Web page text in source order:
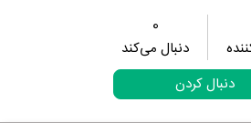
0
دنبال می‌کند
دنبال کردن